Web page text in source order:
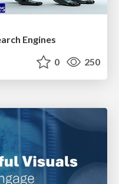
Engines
0 250